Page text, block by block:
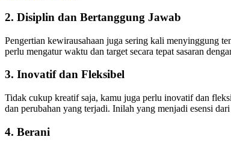
2. Disiplin dan Bertanggung Jawab
Pengertian kewirausahaan juga sering kali menyinggung
perlu mengatur waktu dan target secara tepat sasaran
3. Inovatif dan Fleksibel
Tidak cukup kreatif saja, kamu juga perlu inovatif dan
dan perubahan yang terjadi. Inilah yang menjadi esensi
4. Berani